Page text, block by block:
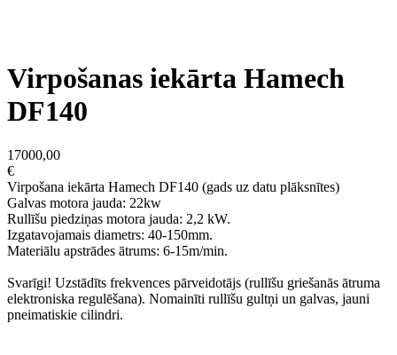
Virpošanas iekārta Hamech
DF140
17000,00
€
Virpošana iekārta Hamech DF140 (gads uz datu plāksnītes)
Galvas motora jauda: 22kw
Rullīšu piedziņas motora jauda: 2,2 kW.
Izgatavojamais diametrs: 40-150mm.
Materiālu apstrādes ātrums: 6-15m/min.
Svarīgi! Uzstādīts frekvences pārveidotājs (rullīšu griešanās ātruma
elektroniska regulēšana). Nomainīti rullīšu gultņi un galvas, jauni
pneimatiskie cilindri.